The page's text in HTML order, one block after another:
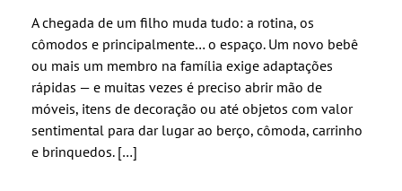
A chegada de um filho muda tudo: a rotina, os
cômodos e principalmente… o espaço. Um novo bebê
ou mais um membro na família exige adaptações
rápidas — e muitas vezes é preciso abrir mão de
móveis, itens de decoração ou até objetos com valor
sentimental para dar lugar ao berço, cômoda, carrinho
e brinquedos. […]